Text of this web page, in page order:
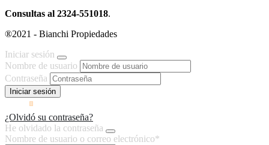
Consultas al 2324-551018.
®2021 - Bianchi Propiedades
Iniciar sesión
Nombre de usuario
Contraseña
¿Olvidó su contraseña?
He olvidado la contraseña
Nombre de usuario o correo electrónico*